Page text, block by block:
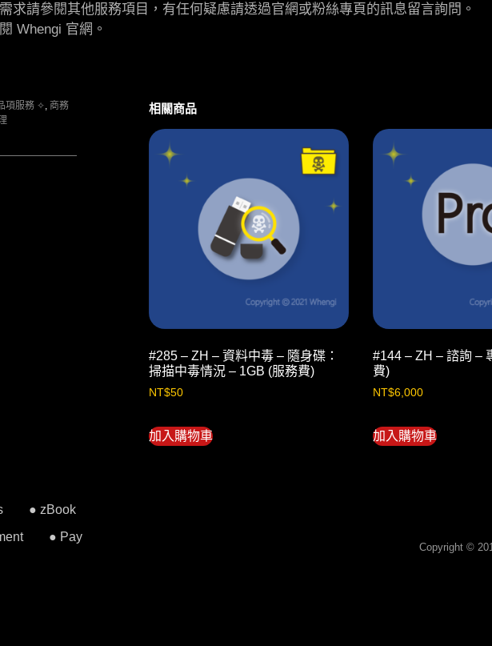
求請參閱其他服務項目，有任何疑慮請透過官網或粉絲專頁的訊息留言詢問。
Whengi 官網。
項服務 ✧, 商務
相關商品
#285 – ZH – 資料中毒 – 隨身碟：
掃描中毒情況 – 1GB (服務費)
NT$50
加入購物車
#144 – ZH – 諮詢 –
費)
NT$6,000
加入購物車
● zBook
● Pay
Copyright ©